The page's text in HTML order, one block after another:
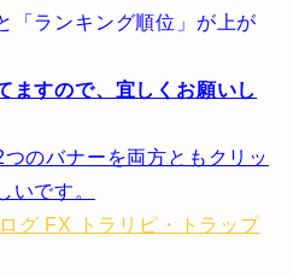
「ランキング順位」が上が
ますので、宜しくお願いし
のバナーを両方ともクリッ
いです。